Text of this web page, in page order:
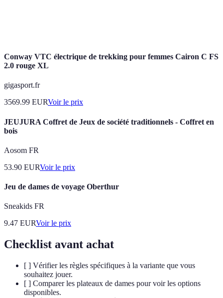
Conway VTC électrique de trekking pour femmes Cairon C FS
2.0 rouge XL
gigasport.fr
3569.99 EURVoir le prix
JEUJURA Coffret de Jeux de société traditionnels - Coffret en
bois
Aosom FR
53.90 EURVoir le prix
Jeu de dames de voyage Oberthur
Sneakids FR
9.47 EURVoir le prix
Checklist avant achat
[ ] Vérifier les règles spécifiques à la variante que vous
souhaitez jouer.
[ ] Comparer les plateaux de dames pour voir les options
disponibles.